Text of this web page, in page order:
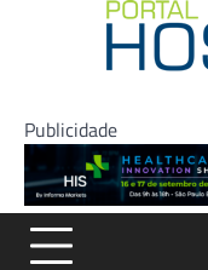
Publicidade